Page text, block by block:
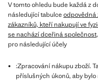
V tomto ohledu bude každá z
následující tabulceodpovědná
zákazníků, kteří nakupují ve
se nachází dceřiná společnost
pro následující účely
:Zpracování nákupu zboží.
příslušných úkonů, aby